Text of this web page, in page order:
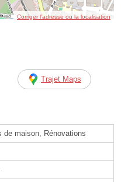
Corriger l’adresse ou la localisation
Trajet Maps
de maison, Rénovations